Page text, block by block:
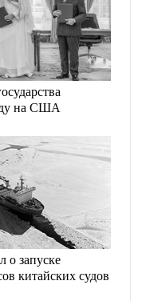
на США
о запуске
китайских судов